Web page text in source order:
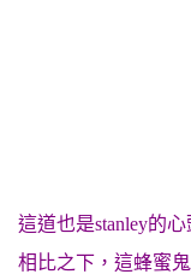
這道也是stanley的
相比之下，這蜂蜜